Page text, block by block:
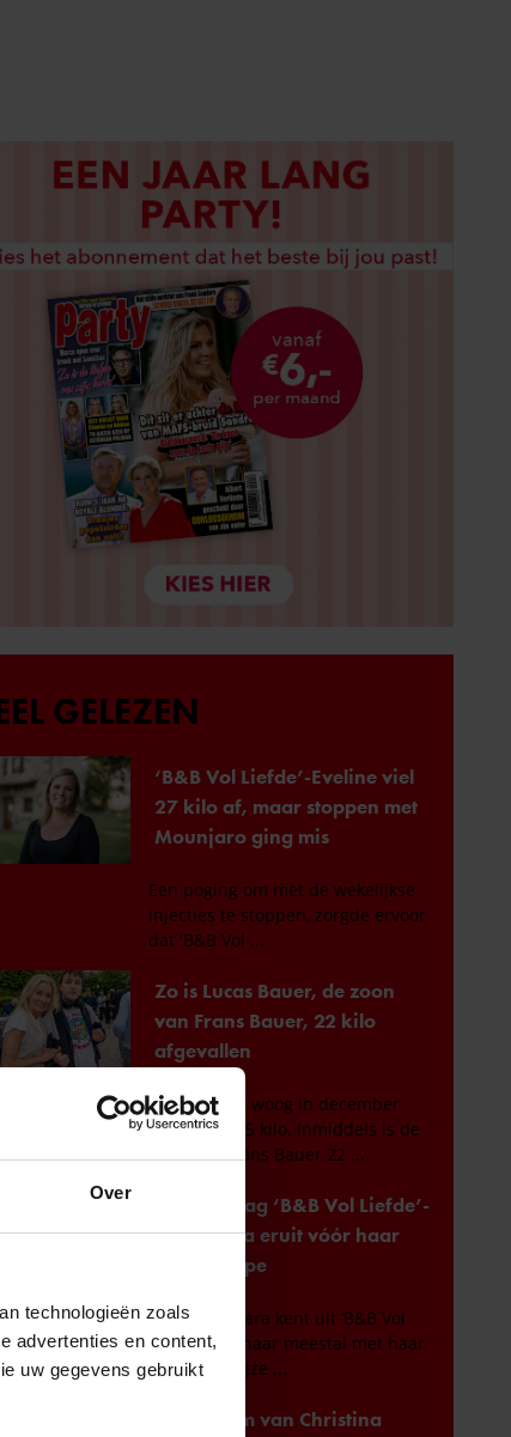
Over
technologieën zoals
advertenties en content,
uw gegevens gebruikt